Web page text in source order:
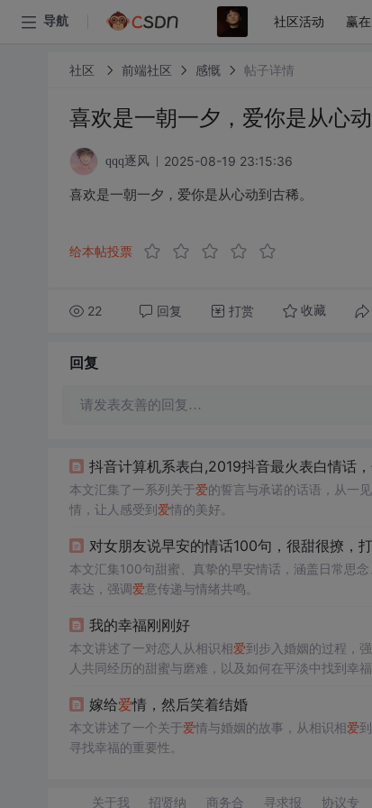
导航 社区活动 赢
社区 前端社区 感慨 帖子详情
喜欢是一朝一夕，爱你是从心
qqq逐风 2025-08-19 23:15:36
喜欢是一朝一夕，爱你是从心动到古稀。
给本帖投票
22 回复 打赏 收藏
回复
请发表友善的回复…
抖音计算机系表白,2019抖音最火表白情话，
本文汇集了一系列关于爱的誓言与承诺的话语，从一
情，让人感受到爱情的美好。
对女朋友说早安的情话100句，很甜很撩，
本文汇集100句甜蜜、真挚的早安情话，涵盖日常思
表达，强调爱意传递与情绪共鸣。
我的幸福刚刚好
本文讲述了一对恋人从相识相爱到步入婚姻的过程，
人共同经历的甜蜜与磨难，以及如何在平淡中找到幸福
嫁给爱情，然后笑着结婚
本文讲述了一个关于爱情与婚姻的故事，从相识相爱
寻找幸福的重要性。
关于我 招贤纳 商务合 寻求报 协议专